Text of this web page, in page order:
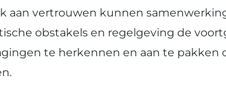
aan vertrouwen kunnen
obstakels en regelgeving de
te herkennen en aan te pakken